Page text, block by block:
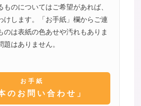
ものについてはご希望があれば、
けします。「お手紙」欄からご連
のは表紙の色あせや汚れもありま
はありません。
お手紙
のお問い合わせ」